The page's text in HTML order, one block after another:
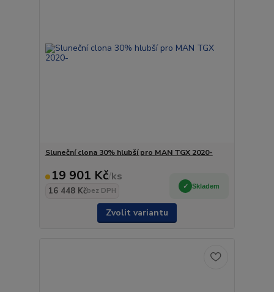
Sluneční clona 30% hlubší pro MAN TGX 2020-
19 901 Kč/ks
16 448 Kčbez DPH
Skladem
Zvolit variantu